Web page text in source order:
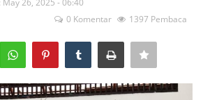
0 Komentar
1397 Pembaca